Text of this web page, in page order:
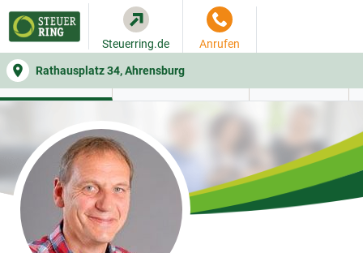
Rathausplatz 34, Ahrensburg
Steuerring.de Anrufen
WER SIE BERÄT BEITRAGSRECHNER